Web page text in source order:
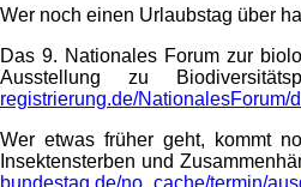
Wer noch einen Urlaubstag über
Das 9. Nationales Forum zur
Ausstellung zu
registrierung.de/NationalesForum/
Wer etwas früher geht, kommt
Insektensterben und
bundestag.de/no_cache/termin/